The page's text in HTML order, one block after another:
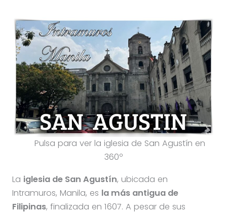
Pulsa para ver la iglesia de San Agustín en
360º
La iglesia de San Agustín, ubicada en
Intramuros, Manila, es la más antigua de
Filipinas, finalizada en 1607. A pesar de sus